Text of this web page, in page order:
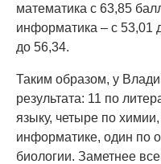
математика с 63,85
информатика – с 53,01
до 56,34.
Таким образом, у
результата: 11 по
языку, четыре по
информатике, один по
биологии. Заметнее